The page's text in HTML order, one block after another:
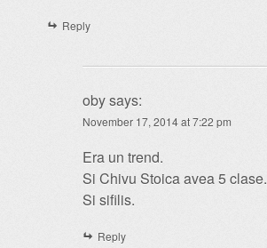
Reply
obysays:
November 17, 2014 at 7:22 pm
Era un trend.
Si Chivu Stoica avea 5 clase.
Si sifilis.
Reply